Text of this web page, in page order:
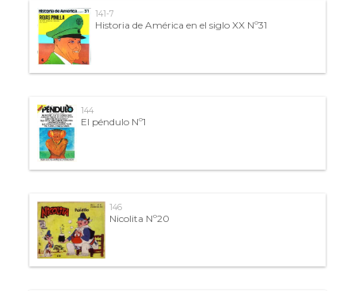
141-7
Historia de América en el siglo XX Nº31
144
El péndulo Nº1
146
Nicolita Nº20